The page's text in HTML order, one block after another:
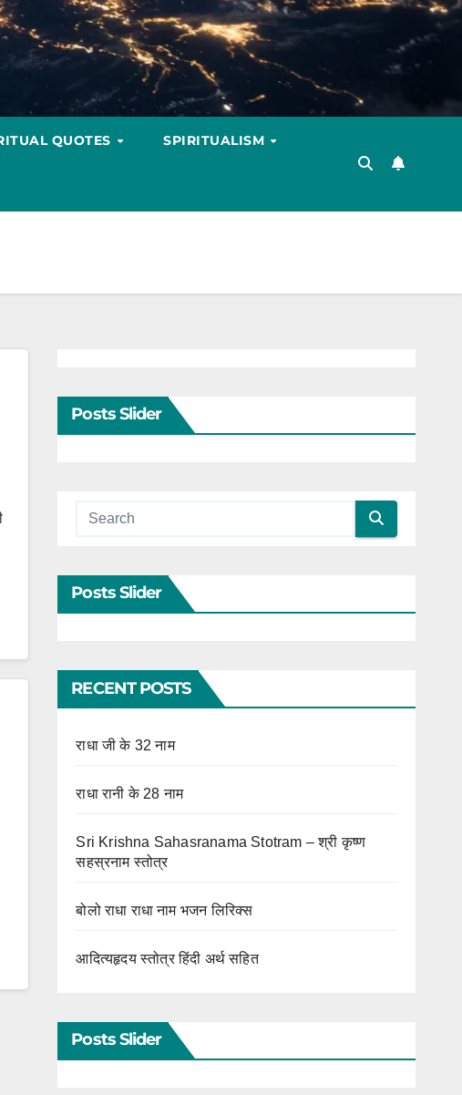
QUOTES SPIRITUALISM
Posts Slider
Posts Slider
RECENT POSTS
राधा जी के 32 नाम
राधा रानी के 28 नाम
Sri Krishna Sahasranama Stotram – श्री कृष्ण
सहस्रनाम स्तोत्र
बोलो राधा राधा नाम भजन लिरिक्स
आदित्यहृदय स्तोत्र हिंदी अर्थ सहित
Posts Slider